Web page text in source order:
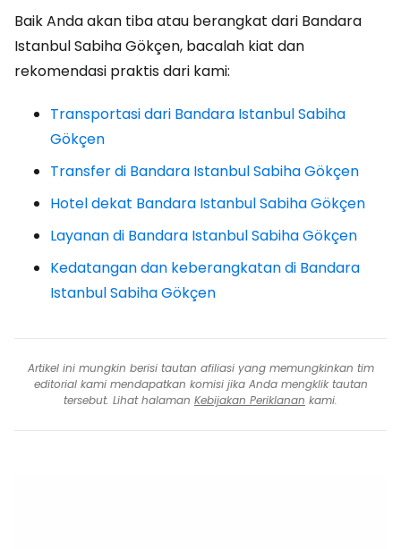
Baik Anda akan tiba atau berangkat dari Bandara
Istanbul Sabiha Gökçen, bacalah kiat dan
rekomendasi praktis dari kami:
Transportasi dari Bandara Istanbul Sabiha
Gökçen
Transfer di Bandara Istanbul Sabiha Gökçen
Hotel dekat Bandara Istanbul Sabiha Gökçen
Layanan di Bandara Istanbul Sabiha Gökçen
Kedatangan dan keberangkatan di Bandara
Istanbul Sabiha Gökçen
Artikel ini mungkin berisi tautan afiliasi yang memungkinkan tim
editorial kami mendapatkan komisi jika Anda mengklik tautan
tersebut. Lihat halaman Kebijakan Periklanan kami.